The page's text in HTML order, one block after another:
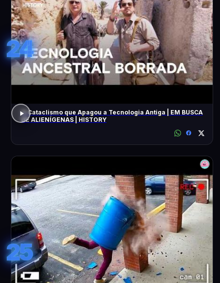
24
O Cataclismo que Apagou a Tecnologia Antiga | EM BUSCA
DE ALIENÍGENAS | HISTORY
25